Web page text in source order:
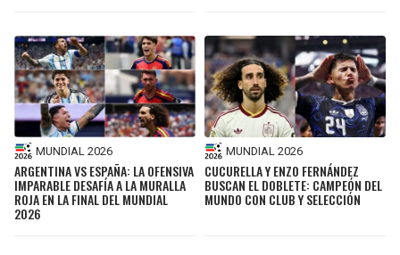
MUNDIAL 2026
ARGENTINA VS ESPAÑA: LA OFENSIVA
IMPARABLE DESAFÍA A LA MURALLA
ROJA EN LA FINAL DEL MUNDIAL
2026
MUNDIAL 2026
CUCURELLA Y ENZO FERNÁNDEZ
BUSCAN EL DOBLETE: CAMPEÓN DEL
MUNDO CON CLUB Y SELECCIÓN